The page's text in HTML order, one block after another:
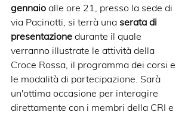
gennaio alle ore 21, presso la sede di
via Pacinotti, si terrà una serata di
presentazione durante il quale
verranno illustrate le attività della
Croce Rossa, il programma dei corsi e
le modalità di partecipazione. Sarà
un'ottima occasione per interagire
direttamente con i membri della CRI e